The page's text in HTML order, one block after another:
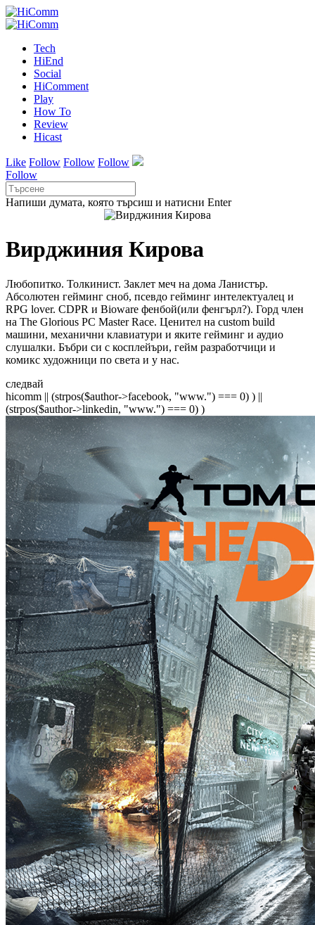
Tech
HiEnd
Social
HiComment
Play
How To
Review
Hicast
Like Follow Follow Follow
Follow
Напиши думата, която търсиш и натисни Enter
Вирджиния Кирова
Любопитко. Толкинист. Заклет меч на дома Ланистър.
Абсолютен гейминг сноб, псевдо гейминг интелектуалец и
RPG lover. CDPR и Bioware фенбой(или фенгърл?). Горд член
на The Glorious PC Master Race. Ценител на custom build
машини, механични клавиатури и яките гейминг и аудио
слушалки. Бъбри си с косплейъри, гейм разработчици и
комикс художници по света и у нас.
следвай
hicomm || (strpos($author->facebook, "www.") === 0) ) ||
(strpos($author->linkedin, "www.") === 0) )